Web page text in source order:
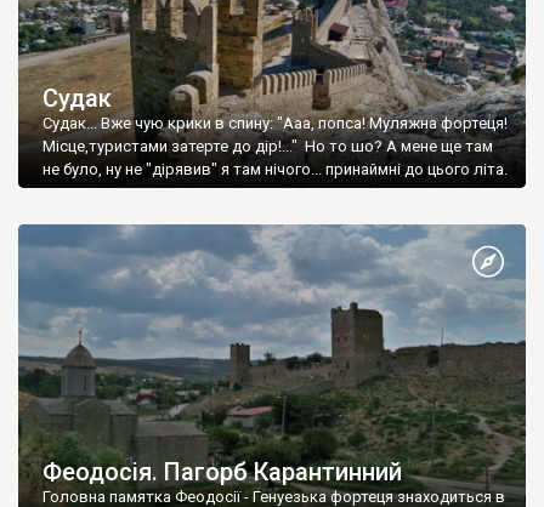
Судак
Судак... Вже чую крики в спину: "Ааа, попса! Муляжна фортеця!
Місце,туристами затерте до дір!..." Но то шо? А мене ще там
не було, ну не "дірявив" я там нічого... принаймні до цього літа.
Феодосія. Пагорб Карантинний
Головна памятка Феодосії - Генуезька фортеця знаходиться в